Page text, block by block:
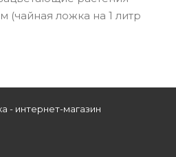
ложка на 1 литр
- интернет-магазин